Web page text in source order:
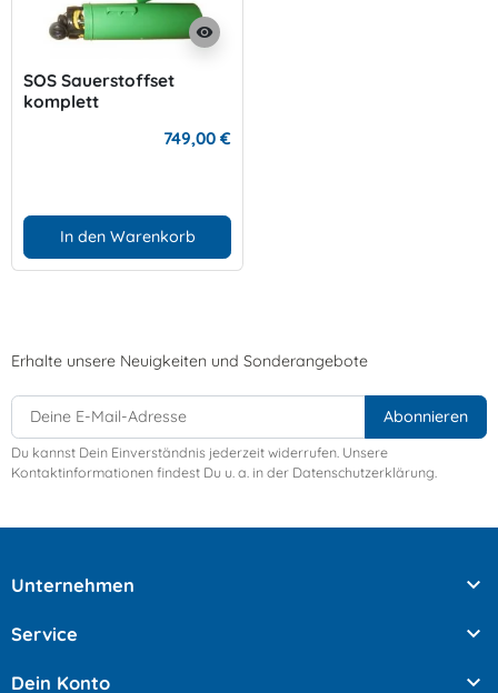
visibility
SOS Sauerstoffset
komplett
749,00 €
In den Warenkorb
Erhalte unsere Neuigkeiten und Sonderangebote
Du kannst Dein Einverständnis jederzeit widerrufen. Unsere
Kontaktinformationen findest Du u. a. in der Datenschutzerklärung.
Unternehmen 
Service 
Dein Konto 